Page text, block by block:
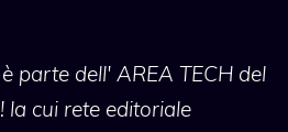
parte dell' AREA TECH del
la cui rete editoriale